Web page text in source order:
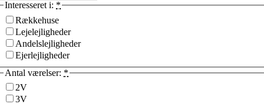
Interesseret i: *
Rækkehuse
Lejelejligheder
Andelslejligheder
Ejerlejligheder
Antal værelser: *
2V
3V